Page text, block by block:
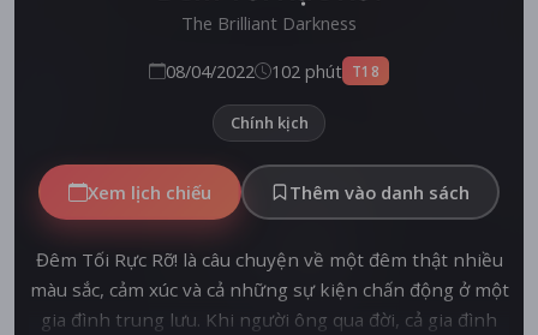
The Brilliant Darkness
08/04/2022 102 phút T18
Chính kịch
Xem lịch chiếu Thêm vào danh sách
Đêm Tối Rực Rỡ! là câu chuyện về một đêm thật nhiều
màu sắc, cảm xúc và cả những sự kiện chấn động ở một
gia đình trung lưu. Khi người ông qua đời, cả gia đình